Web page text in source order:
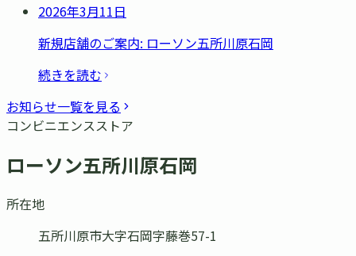
2026年3月11日
新規店舗のご案内: ローソン五所川原石岡
続きを読む
お知らせ一覧を見る
コンビニエンスストア
ローソン五所川原石岡
所在地
五所川原市大字石岡字藤巻57-1